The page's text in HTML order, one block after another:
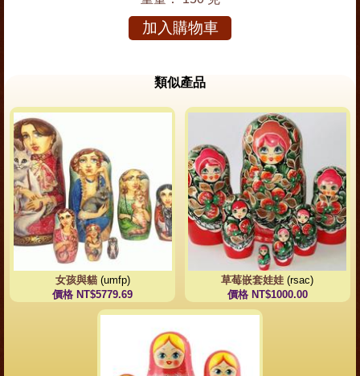
加入購物車
類似產品
女孩與貓(umfp)
價格 NT$5779.69
草莓嵌套娃娃 (rsac)
價格 NT$1000.00